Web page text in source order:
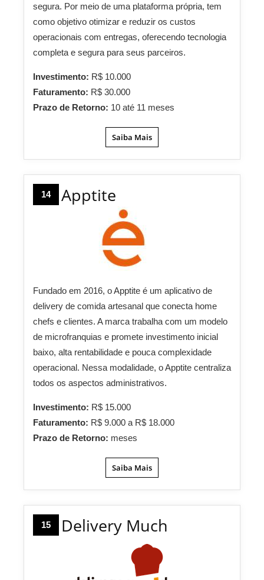
segura. Por meio de uma plataforma própria, tem
como objetivo otimizar e reduzir os custos
operacionais com entregas, oferecendo tecnologia
completa e segura para seus parceiros.
Investimento: R$ 10.000
Faturamento: R$ 30.000
Prazo de Retorno: 10 até 11 meses
Saiba Mais
14 Apptite
Fundado em 2016, o Apptite é um aplicativo de
delivery de comida artesanal que conecta home
chefs e clientes. A marca trabalha com um modelo
de microfranquias e promete investimento inicial
baixo, alta rentabilidade e pouca complexidade
operacional. Nessa modalidade, o Apptite centraliza
todos os aspectos administrativos.
Investimento: R$ 15.000
Faturamento: R$ 9.000 a R$ 18.000
Prazo de Retorno: meses
Saiba Mais
15 Delivery Much